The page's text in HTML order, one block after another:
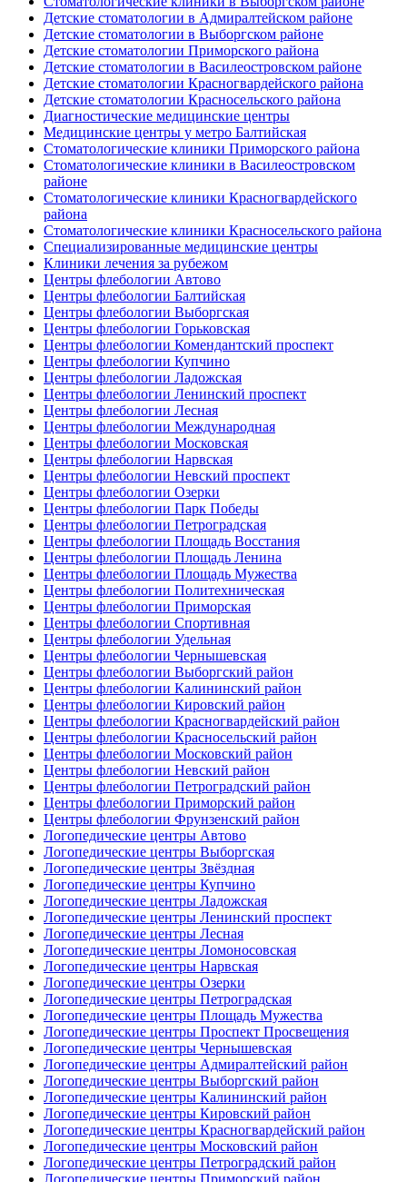
Детские стоматологии в Адмиралтейском районе
Детские стоматологии в Выборгском районе
Детские стоматологии Приморского района
Детские стоматологии в Василеостровском районе
Детские стоматологии Красногвардейского района
Детские стоматологии Красносельского района
Диагностические медицинские центры
Медицинские центры у метро Балтийская
Стоматологические клиники Приморского района
Стоматологические клиники в Василеостровском
районе
Стоматологические клиники Красногвардейского
района
Стоматологические клиники Красносельского района
Специализированные медицинские центры
Клиники лечения за рубежом
Центры флебологии Автово
Центры флебологии Балтийская
Центры флебологии Выборгская
Центры флебологии Горьковская
Центры флебологии Комендантский проспект
Центры флебологии Купчино
Центры флебологии Ладожская
Центры флебологии Ленинский проспект
Центры флебологии Лесная
Центры флебологии Международная
Центры флебологии Московская
Центры флебологии Нарвская
Центры флебологии Невский проспект
Центры флебологии Озерки
Центры флебологии Парк Победы
Центры флебологии Петроградская
Центры флебологии Площадь Восстания
Центры флебологии Площадь Ленина
Центры флебологии Площадь Мужества
Центры флебологии Политехническая
Центры флебологии Приморская
Центры флебологии Спортивная
Центры флебологии Удельная
Центры флебологии Чернышевская
Центры флебологии Выборгский район
Центры флебологии Калининский район
Центры флебологии Кировский район
Центры флебологии Красногвардейский район
Центры флебологии Красносельский район
Центры флебологии Московский район
Центры флебологии Невский район
Центры флебологии Петроградский район
Центры флебологии Приморский район
Центры флебологии Фрунзенский район
Логопедические центры Автово
Логопедические центры Выборгская
Логопедические центры Звёздная
Логопедические центры Купчино
Логопедические центры Ладожская
Логопедические центры Ленинский проспект
Логопедические центры Лесная
Логопедические центры Ломоносовская
Логопедические центры Нарвская
Логопедические центры Озерки
Логопедические центры Петроградская
Логопедические центры Площадь Мужества
Логопедические центры Проспект Просвещения
Логопедические центры Чернышевская
Логопедические центры Адмиралтейский район
Логопедические центры Выборгский район
Логопедические центры Калининский район
Логопедические центры Кировский район
Логопедические центры Красногвардейский район
Логопедические центры Московский район
Логопедические центры Петроградский район
Логопедические центры Приморский район